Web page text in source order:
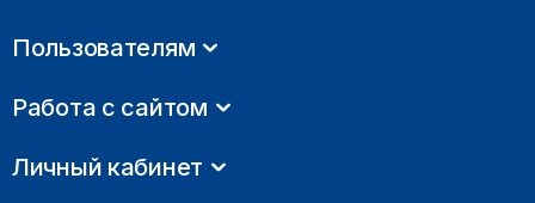
Пользователям
Работа с сайтом
Личный кабинет